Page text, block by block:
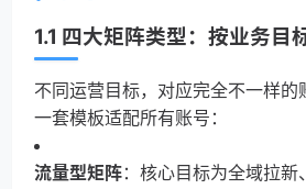
1.1 四大矩阵类型：按业务目
不同运营目标，对应完全不一样的
一套模板适配所有账号：
流量型矩阵：核心目标为全域拉